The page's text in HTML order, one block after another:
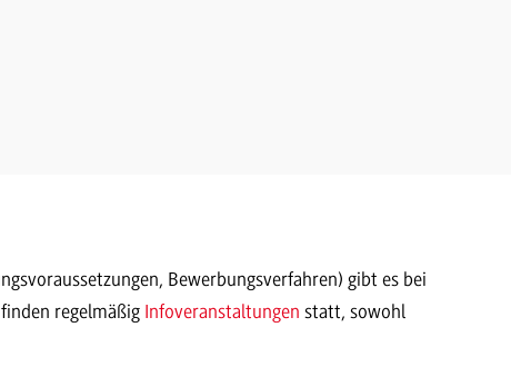
Bewerbungsverfahren) gibt es bei
regelmäßig Infoveranstaltungen statt, sowohl